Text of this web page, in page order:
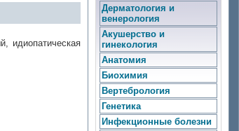
идиопатическая
Дерматология и
венерология
Акушерство и
гинекология
Анатомия
Биохимия
Вертебрология
Генетика
Инфекционные болезни